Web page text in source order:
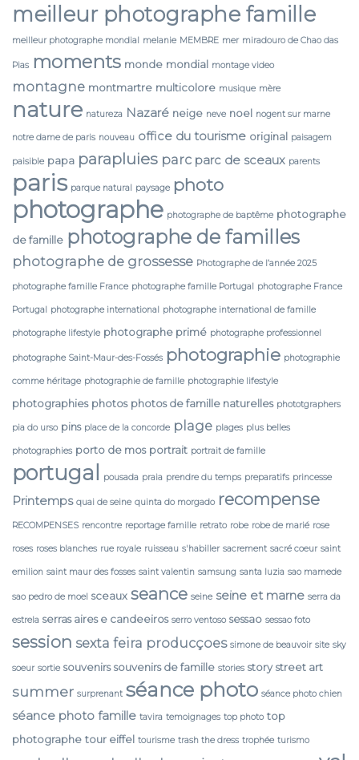
meilleur photographe famille
meilleur photographe mondial melanie MEMBRE mer miradouro de Chao das
Pias moments monde mondial montage video
montagne montmartre multicolore musique mère
nature natureza Nazaré neige neve noel nogent sur marne
notre dame de paris nouveau office du tourisme original paisagem
paisible papa parapluies parc parc de sceaux parents
paris parque natural paysage photo
photographe photographe de baptême photographe
de famille photographe de familles
photographe de grossesse Photographe de l’année 2025
photographe famille France photographe famille Portugal photographe France
Portugal photographe international photographe international de famille
photographe lifestyle photographe primé photographe professionnel
photographe Saint-Maur-des-Fossés photographie photographie
comme héritage photographie de famille photographie lifestyle
photographies photos photos de famille naturelles phototgraphers
pia do urso pins place de la concorde plage plages plus belles
photographies porto de mos portrait portrait de famille
portugal pousada praia prendre du temps preparatifs princesse
Printemps quai de seine quinta do morgado recompense
RECOMPENSES rencontre reportage famille retrato robe robe de marié rose
roses roses blanches rue royale ruisseau s'habiller sacrement sacré coeur saint
emilion saint maur des fosses saint valentin samsung santa luzia sao mamede
sao pedro de moel sceaux seance seine seine et marne serra da
estrela serras aires e candeeiros serro ventoso sessao sessao foto
session sexta feira producçoes simone de beauvoir site sky
soeur sortie souvenirs souvenirs de famille stories story street art
summer surprenant séance photo séance photo chien
séance photo famille tavira temoignages top photo top
photographe tour eiffel tourisme trash the dress trophée turismo